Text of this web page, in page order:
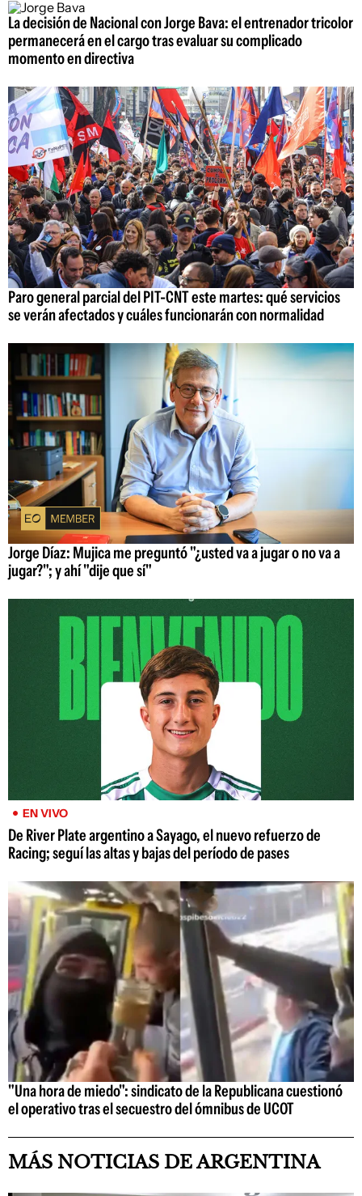
La decisión de Nacional con Jorge Bava: el entrenador tricolor
permanecerá en el cargo tras evaluar su complicado
momento en directiva
Paro general parcial del PIT-CNT este martes: qué servicios
se verán afectados y cuáles funcionarán con normalidad
Jorge Díaz: Mujica me preguntó "¿usted va a jugar o no va a
jugar?"; y ahí "dije que sí"
EN VIVO
De River Plate argentino a Sayago, el nuevo refuerzo de
Racing; seguí las altas y bajas del período de pases
"Una hora de miedo": sindicato de la Republicana cuestionó
el operativo tras el secuestro del ómnibus de UCOT
MÁS NOTICIAS DE ARGENTINA